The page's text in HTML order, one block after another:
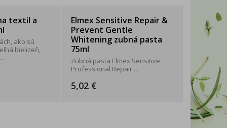
textil a
ako sú
bielizeň,
Elmex Sensitive Repair &
Prevent Gentle
Whitening zubná pasta
75ml
Zubná pasta Elmex Sensitive
Professional Repair ...
5,02 €